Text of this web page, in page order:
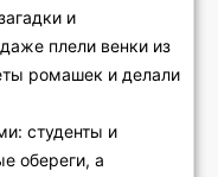
и
плели венки из
ромашек и делали
студенты и
обереги, а